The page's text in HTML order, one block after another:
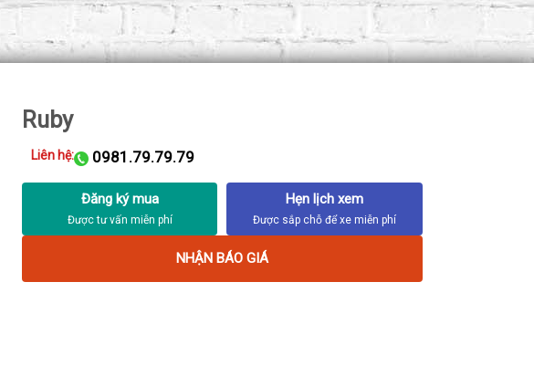
Ruby
Liên hệ: 0981.79.79.79
Đăng ký mua Hẹn lịch xem
NHẬN BÁO GIÁ